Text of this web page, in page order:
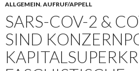
ALLGEMEIN, AUFRUF/APPELL
SARS-COV-2 &
SIND